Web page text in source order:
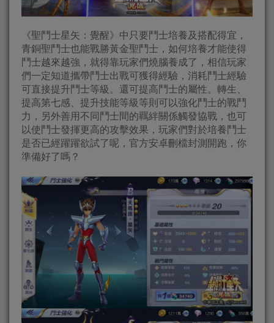
《聖鬥士星矢：覺醒》中只要鬥士培養及搭配得宜，
青銅聖鬥士也能戰勝黃金聖鬥士，如何培養才能使得
鬥士越來越強，就得靠玩家們燒腦養成了，相信玩家
們一定知道攜帶鬥士出戰可獲得經驗，消耗鬥士經驗
可直接提升鬥士等級。還可提高鬥士的屬性。轉生、
提高第七感、提升技能等級等則可以強化鬥士的戰鬥
力，另外善用不同鬥士間的羈絆關係觸發協戰，也可
以使鬥士發揮更高的攻擊效果，玩家們對於培養鬥士
是否已經躍躍欲試了呢，官方安卓刪檔封測開跑，你
準備好了嗎？